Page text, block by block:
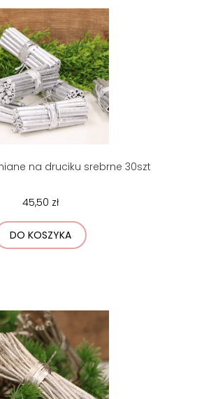
na druciku srebrne 30szt
45,50 zł
DO KOSZYKA